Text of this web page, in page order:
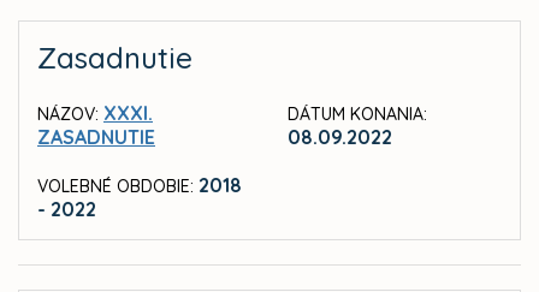
Zasadnutie
NÁZOV: XXXI.
ZASADNUTIE
VOLEBNÉ OBDOBIE: 2018
- 2022
DÁTUM KONANIA:
08.09.2022